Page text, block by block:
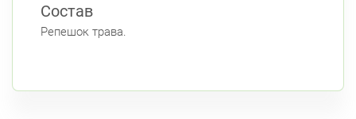
Состав
Репешок трава.